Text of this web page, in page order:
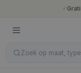
✓
10
Zoek op maat,